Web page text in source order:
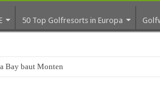
50 Top Golfresorts in Europa
Bay baut Montenegros ers